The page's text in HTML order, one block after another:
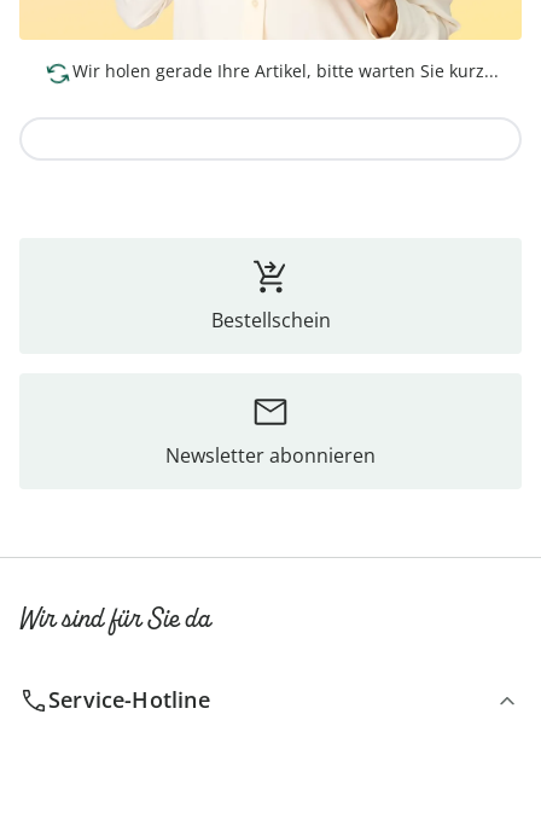
Wir holen gerade Ihre Artikel, bitte warten Sie kurz...
Bestellschein
Newsletter abonnieren
Wir sind für Sie da
Service-Hotline